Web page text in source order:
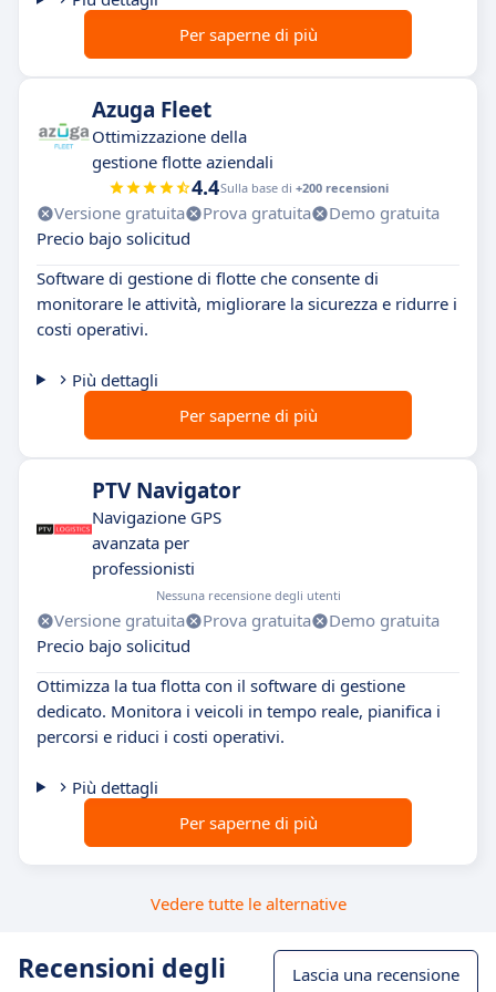
Per saperne di più
Azuga Fleet
Ottimizzazione della
gestione flotte aziendali
4.4Sulla base di +200 recensioni
Versione gratuita Prova gratuita
Demo gratuita
Precio bajo solicitud
Software di gestione di flotte che consente di
monitorare le attività, migliorare la sicurezza e ridurre i
costi operativi.
Più dettagli
Per saperne di più
PTV Navigator
Navigazione GPS
avanzata per
professionisti
Nessuna recensione degli utenti
Versione gratuita Prova gratuita
Demo gratuita
Precio bajo solicitud
Ottimizza la tua flotta con il software di gestione
dedicato. Monitora i veicoli in tempo reale, pianifica i
percorsi e riduci i costi operativi.
Più dettagli
Per saperne di più
Vedere tutte le alternative
Recensioni degli
Lascia una recensione